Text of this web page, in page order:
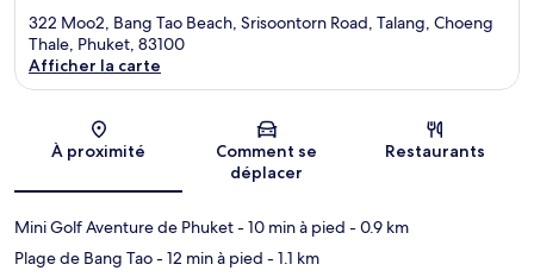
322 Moo2, Bang Tao Beach, Srisoontorn Road, Talang, Choeng
Thale, Phuket, 83100
Afficher la carte
À proximité
Comment se
déplacer
Restaurants
Mini Golf Aventure de Phuket- 10 min à pied - 0.9 km
Plage de Bang Tao- 12 min à pied - 1.1 km